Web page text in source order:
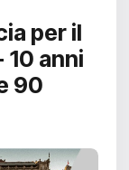
per il
anni
90